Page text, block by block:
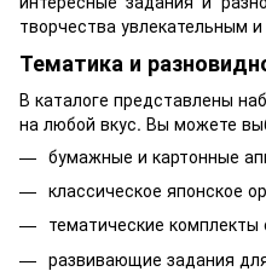
творчества увлекательным
Тематика и
В каталоге представлены
на любой вкус. Вы можете
бумажные и картонные
классическое японское
тематические
развивающие задания